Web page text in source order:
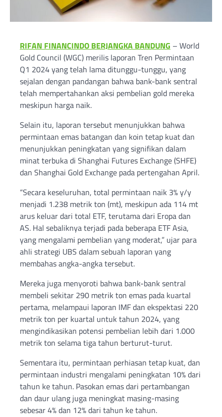
RIFAN FINANCINDO BERJANGKA BANDUNG – World
Gold Council (WGC) merilis laporan Tren Permintaan
Q1 2024 yang telah lama ditunggu-tunggu, yang
sejalan dengan pandangan bahwa bank-bank sentral
telah mempertahankan aksi pembelian gold mereka
meskipun harga naik.
Selain itu, laporan tersebut menunjukkan bahwa
permintaan emas batangan dan koin tetap kuat dan
menunjukkan peningkatan yang signifikan dalam
minat terbuka di Shanghai Futures Exchange (SHFE)
dan Shanghai Gold Exchange pada pertengahan April.
“Secara keseluruhan, total permintaan naik 3% y/y
menjadi 1.238 metrik ton (mt), meskipun ada 114 mt
arus keluar dari total ETF, terutama dari Eropa dan
AS. Hal sebaliknya terjadi pada beberapa ETF Asia,
yang mengalami pembelian yang moderat,” ujar para
ahli strategi UBS dalam sebuah laporan yang
membahas angka-angka tersebut.
Mereka juga menyoroti bahwa bank-bank sentral
membeli sekitar 290 metrik ton emas pada kuartal
pertama, melampaui laporan IMF dan ekspektasi 220
metrik ton per kuartal untuk tahun 2024, yang
mengindikasikan potensi pembelian lebih dari 1.000
metrik ton selama tiga tahun berturut-turut.
Sementara itu, permintaan perhiasan tetap kuat, dan
permintaan industri mengalami peningkatan 10% dari
tahun ke tahun. Pasokan emas dari pertambangan
dan daur ulang juga meningkat masing-masing
sebesar 4% dan 12% dari tahun ke tahun.